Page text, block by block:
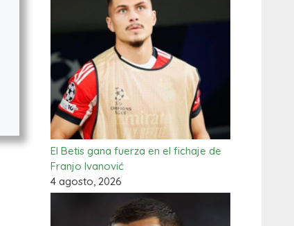
El Betis gana fuerza en el fichaje de
Franjo Ivanović
4 agosto, 2026